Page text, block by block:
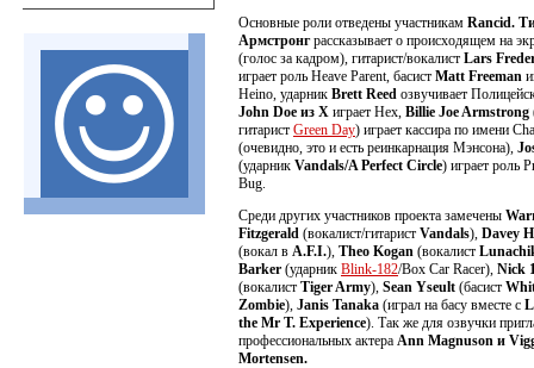
Основные роли отведены участникам Rancid.
Армстронграссказывает о происходящем на
(голос за кадром), гитарист/вокалист Lars
играет роль Heave Parent, басист Matt Freeman
Heino, ударник Brett Reed озвучивает
John Doe из Х играет Hex, Billie Joe Armstrong
гитарист Green Day) играет кассира по имени
(очевидно, это и есть реинкарнация Мэнсона),
(ударник Vandals/A Perfect Circle) играет роль
Bug.
Среди других участников проекта замечены
Fitzgerald (вокалист/гитарист Vandals), Davey
(вокал в A.F.I.), Theo Kogan (вокалист
Barker (ударник Blink-182/Box Car Racer), Nick
(вокалист Tiger Army), Sean Yseult (басист
Zombie), Janis Tanaka (играл на басу вместе с
the Mr T. Experience). Так же для озвучки
профессиональных актера Ann Magnuson и
Mortensen.